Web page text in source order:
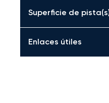
Superficie de
Enlaces útiles